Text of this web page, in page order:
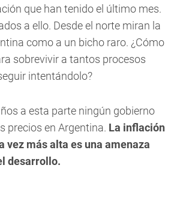
que han tenido el último mes.
a ello. Desde el norte miran la
como a un bicho raro. ¿Cómo
sobrevivir a tantos procesos
intentándolo?
a esta parte ningún gobierno
precios en Argentina. La inflación
vez más alta es una amenaza
desarrollo.